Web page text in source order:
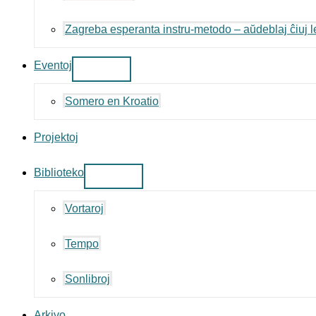
Zagreba esperanta instru-metodo – aŭdeblaj ĉiuj
Eventoj
Somero en Kroatio
Projektoj
Biblioteko
Vortaroj
Tempo
Sonlibroj